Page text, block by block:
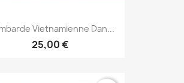
Vietnamienne Dan...
25,00 €